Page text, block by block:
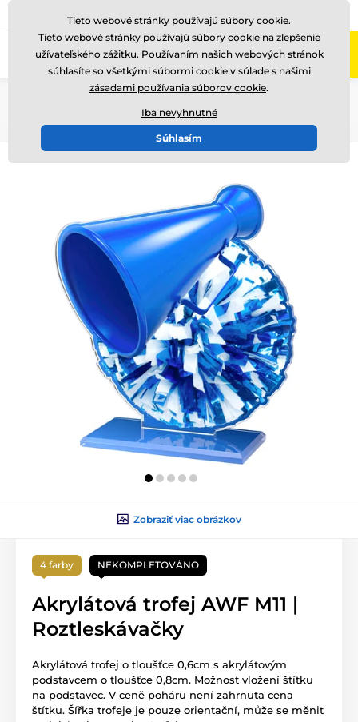
Zavolajte nám (Po-Pi 8-17) +421220255160
Zobraziť viac obrázkov
4 farby NEKOMPLETOVÁNO
Akrylátová trofej AWF M11 |
Roztleskávačky
Akrylátová trofej o tloušťce 0,6cm s akrylátovým
podstavcem o tloušťce 0,8cm. Možnost vložení štítku
na podstavec. V ceně poháru není zahrnuta cena
štítku. Šířka trofeje je pouze orientační, může se měnit
Tieto webové stránky používajú súbory cookie.
Tieto webové stránky používajú súbory cookie na zlepšenie
užívateľského zážitku. Používaním našich webových stránok
súhlasíte so všetkými súbormi cookie v súlade s našimi
zásadami používania súborov cookie.
Iba nevyhnutné
Súhlasím